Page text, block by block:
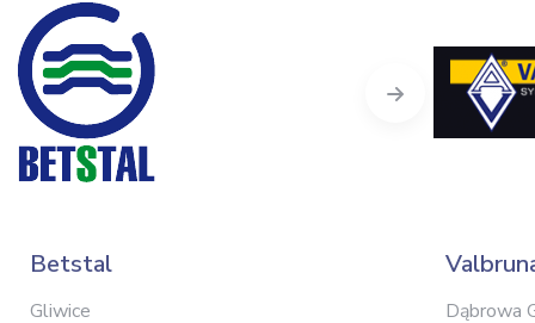
Betstal
Gliwice Dąbrowa
Next